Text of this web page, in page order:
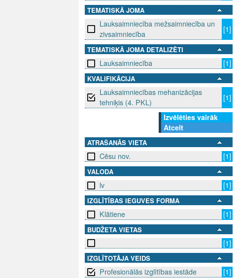
VTEMATISKĀ JOMA
Lauksaimniecība mežsaimniecība un
zivsaimniecība
[1]
TEMATISKĀ JOMA DETALIZĒTI
Lauksaimniecība [1]
KVALIFIKĀCIJA
Lauksaimniecības mehanizācijas
tehniķis (4. PKL)
[1]
Izvēlēties vairāk
Atcelt
ATRAŠANĀS VIETA
Cēsu nov. [1]
VALODA
lv [1]
IZGLĪTĪBAS IEGUVES FORMA
Klātiene [1]
BUDŽETA VIETAS
[1]
IZGLĪTOTĀJA VEIDS
Profesionālās izglītības iestāde [1]